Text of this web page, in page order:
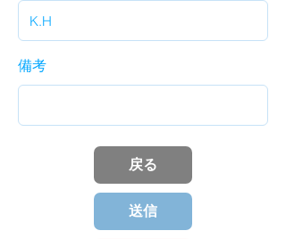
備考
戻る
送信